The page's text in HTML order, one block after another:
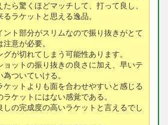
ら驚くほどマッチして、打って良し、
ラケットと思える逸品。
ント部分がスリムなので振り抜きがとて
意が必要。
が切れてしまう可能性あります。
ョットの振り抜きの良さに加え、早いテ
ついていける。
ケットよりも面を合わせやすいと感じる
ケットにはない感覚である。
しの完成度の高いラケットと言えるでし